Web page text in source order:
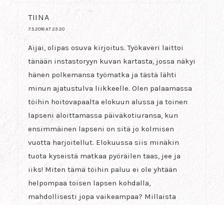
TIINA
7.5.2018 AT 23:20
Aijai, olipas osuva kirjoitus. Työkaveri laittoi
tänään instastoryyn kuvan kartasta, jossa näkyi
hänen polkemansa työmatka ja tästä lähti
minun ajatustulva liikkeelle. Olen palaamassa
töihin hoitovapaalta elokuun alussa ja toinen
lapseni aloittamassa päiväkotiuransa, kun
ensimmäinen lapseni on sitä jo kolmisen
vuotta harjoitellut. Elokuussa siis minäkin
tuota kyseistä matkaa pyöräilen taas, jee ja
iiks! Miten tämä töihin paluu ei ole yhtään
helpompaa toisen lapsen kohdalla,
mahdollisesti jopa vaikeampaa? Millaista